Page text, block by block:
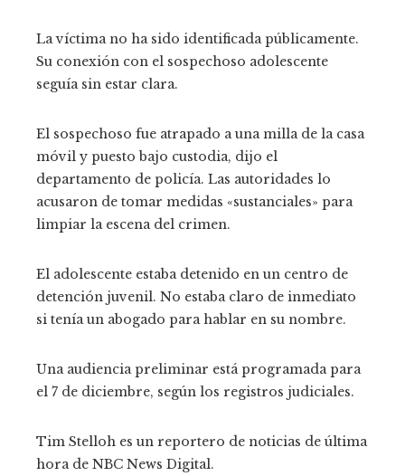
La víctima no ha sido identificada públicamente.
Su conexión con el sospechoso adolescente
seguía sin estar clara.
El sospechoso fue atrapado a una milla de la casa
móvil y puesto bajo custodia, dijo el
departamento de policía. Las autoridades lo
acusaron de tomar medidas «sustanciales» para
limpiar la escena del crimen.
El adolescente estaba detenido en un centro de
detención juvenil. No estaba claro de inmediato
si tenía un abogado para hablar en su nombre.
Una audiencia preliminar está programada para
el 7 de diciembre, según los registros judiciales.
Tim Stelloh es un reportero de noticias de última
hora de NBC News Digital.